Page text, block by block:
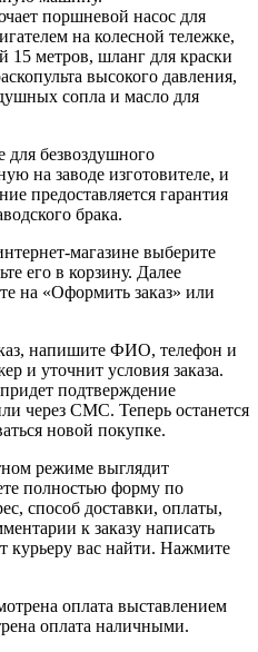
поршневой насос для
на колесной тележке,
15 метров, шланг для краски
высокого давления,
сопла и масло для
для безвоздушного
на заводе изготовителе, и
предоставляется гарантия
брака.
магазине выберите
его в корзину. Далее
на «Оформить заказ» или
напишите ФИО, телефон и
и уточнит условия заказа.
подтверждение
через СМС. Теперь останется
новой покупке.
режиме выглядит
полностью форму по
способ доставки, оплаты,
к заказу написать
курьеру вас найти. Нажмите
оплата выставлением
оплата наличными.